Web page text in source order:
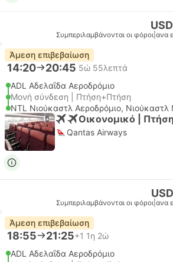
Συμπεριλαμβάνονται οι φόροι ανα
Άμεση επιβεβαίωση
14:20 20:45 5ώ 55λεπτά
ADL Αδελαΐδα Αεροδρόμιο
Μονή σύνδεση | Πτήση+Πτήση
NTL Νιούκαστλ Αεροδρόμιο,
Οικονομικό |
Qantas Airways
Συμπεριλαμβάνονται οι φόροι ανα
Άμεση επιβεβαίωση
18:55 21:25+1 1η 2ώ
ADL Αδελαΐδα Αεροδρόμιο